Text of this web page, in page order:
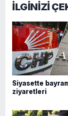
İLGİNİZİ
Siyasette
ziyaretleri